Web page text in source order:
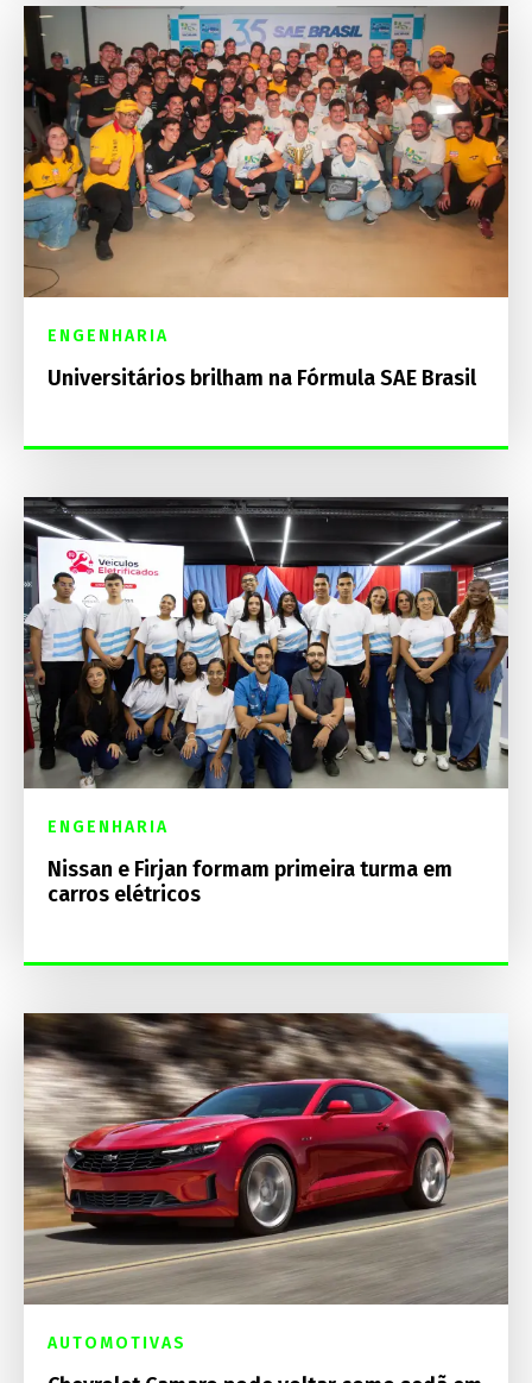
ENGENHARIA
Universitários brilham na Fórmula SAE Brasil
ENGENHARIA
Nissan e Firjan formam primeira turma em
carros elétricos
AUTOMOTIVAS